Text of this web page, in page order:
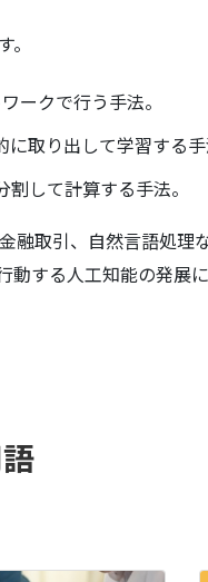
ークで行う手法。
取り出して学習する手
して計算する手法。
取引、自然言語処理
する人工知能の発展に